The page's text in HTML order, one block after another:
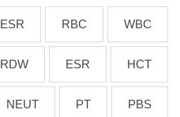
WBC
RBC
ESR
HCT
ESR
RDW
PBS
PT
NEUT